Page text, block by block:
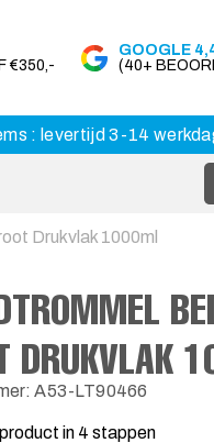
€350,-
GOOGLE
(40+
: levertijd 3-14
Drukvlak 1000ml
DRUKVLAK
A53-LT90466
in 4 stappen